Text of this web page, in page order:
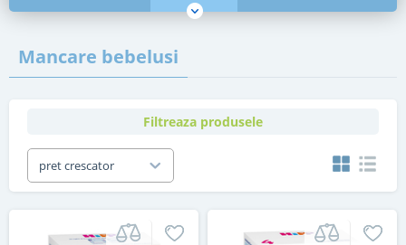
Mancare bebelusi
Filtreaza produsele
pret crescator